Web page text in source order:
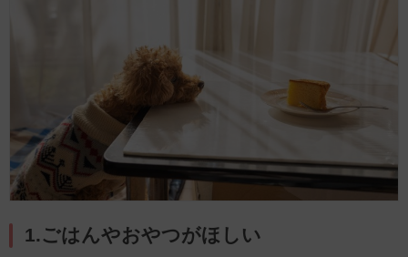
1.ごはんやおやつがほしい